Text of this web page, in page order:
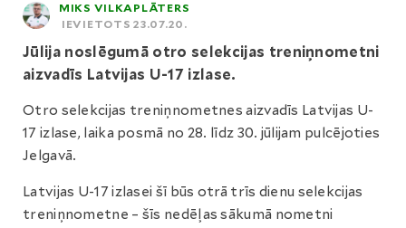
MIKS VILKAPLĀTERS
IEVIETOTS 23.07.20.
Jūlija noslēgumā otro selekcijas treniņnometni
aizvadīs Latvijas U-17 izlase.
Otro selekcijas treniņnometnes aizvadīs Latvijas U-
17 izlase, laika posmā no 28. līdz 30. jūlijam pulcējoties
Jelgavā.
Latvijas U-17 izlasei šī būs otrā trīs dienu selekcijas
treniņnometne – šīs nedēļas sākumā nometni